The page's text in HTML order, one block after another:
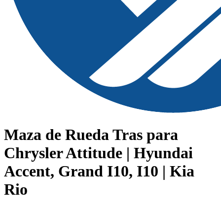
Maza de Rueda Tras para
Chrysler Attitude | Hyundai
Accent, Grand I10, I10 | Kia
Rio